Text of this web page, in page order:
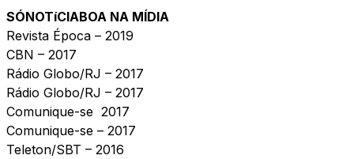
SÓNOTíCIABOA NA MÍDIA
Revista Época – 2019
CBN – 2017
Rádio Globo/RJ – 2017
Rádio Globo/RJ – 2017
Comunique-se 2017
Comunique-se – 2017
Teleton/SBT – 2016